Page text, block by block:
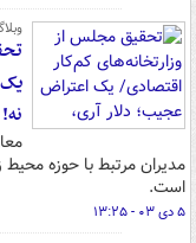
نه!
مدیران مرتبط با حوزه
است.
۵ دی ۰۳ - ۱۳:۲۵